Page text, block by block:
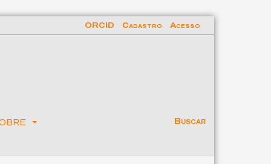
Buscar
ORCID Cadastro Acesso